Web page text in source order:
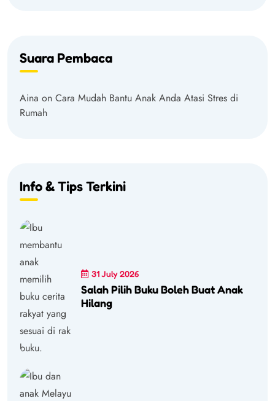
Suara Pembaca
Aina on Cara Mudah Bantu Anak Anda Atasi Stres di
Rumah
Info & Tips Terkini
31 July 2026
Salah Pilih Buku Boleh Buat Anak
Hilang